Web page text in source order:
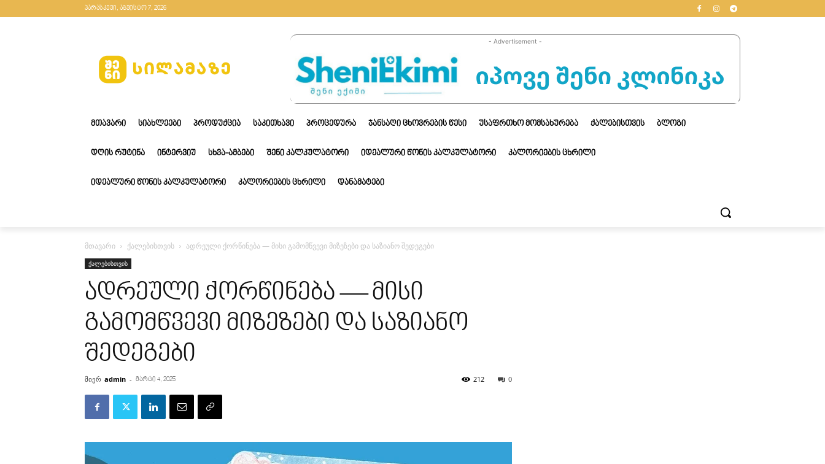
პარასკევი, აგვისტო 7, 2026
- Advertisement -
ᲛᲗᲐᲕᲐᲠᲘ ᲡᲘᲐᲮᲚᲔᲔᲑᲘ ᲞᲠᲝᲓᲣᲥᲪᲘᲐ ᲡᲐᲙᲘᲗᲮᲐᲕᲘ ᲞᲠᲝᲪᲔᲓᲣᲠᲐ ᲯᲐᲜᲡᲐᲦᲘ ᲪᲮᲝᲕᲠᲔᲑᲘᲡ ᲬᲔᲡᲘ ᲣᲡᲐᲤᲠᲗᲮᲝ ᲛᲝᲛᲡᲐᲮᲣᲠᲔᲑᲐ ᲥᲐᲚᲔᲑᲘᲡᲗᲕᲘᲡ ᲑᲚᲝᲒᲘ
ᲓᲦᲘᲡ ᲠᲣᲢᲘᲜᲐ ᲘᲜᲢᲔᲠᲕᲘᲣ ᲡᲮᲕᲐ-ᲐᲛᲑᲔᲑᲘ ᲨᲔᲜᲘ ᲙᲐᲚᲙᲣᲚᲐᲢᲝᲠᲘ ᲘᲓᲔᲐᲚᲣᲠᲘ ᲬᲝᲜᲘᲡ ᲙᲐᲚᲙᲣᲚᲐᲢᲝᲠᲘ ᲙᲐᲚᲝᲠᲘᲔᲑᲘᲡ ᲪᲮᲠᲘᲚᲘ
ᲘᲓᲔᲐᲚᲣᲠᲘ ᲬᲝᲜᲘᲡ ᲙᲐᲚᲙᲣᲚᲐᲢᲝᲠᲘ ᲙᲐᲚᲝᲠᲘᲔᲑᲘᲡ ᲪᲮᲠᲘᲚᲘ ᲓᲐᲜᲐᲛᲐᲢᲔᲑᲘ
მთავარი ქალებისთვის ადრეული ქორწინება — მისი გამომწვევი მიზეზები და საზიანო შედეგები
ქალებისთვის
ადრეული ქორწინება — მისი
გამომწვევი მიზეზები და საზიანო
შედეგები
მიერ admin - მარტი 4, 2025 0
212